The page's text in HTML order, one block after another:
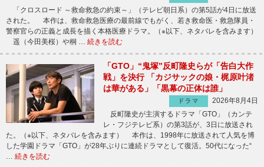
「クロスロード ～救命救急の約束～」（テレビ朝日系）の第5話が4日に放送
された。 本作は、救命救急医療の最前線でもがく、若き救命医・救急隊員・
警察官らの正義と成長を描く本格医療ドラマ。（※以下、ネタバレを含みます）
遥（今田美桜）や桐 … 続きを読む
「GTO」“鬼塚”反町隆史らが「告白大作
戦」を決行 「カジサックの娘・梶原叶渚
は華がある」「黒幕の正体は誰」
ドラマ
2026年8月4日
反町隆史が主演するドラマ「GTO」（カンテ
レ・フジテレビ系）の第3話が、3日に放送され
た。（※以下、ネタバレを含みます） 本作は、1998年に放送されて人気を博
した学園ドラマ「GTO」が28年ぶりに連続ドラマとして復活。50代になった“
続きを読む